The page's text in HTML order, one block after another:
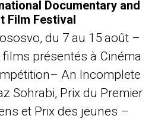
Documentary and
Film Festival
du 7 au 15 août –
présentés à Cinéma
An Incomplete
Sohrabi, Prix du Premier
et Prix des jeunes –